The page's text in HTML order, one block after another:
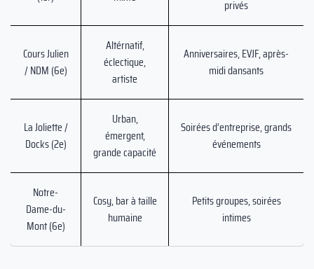
privés
Cours Julien
/ NDM (6e)
Altérnatif,
éclectique,
artiste
Anniversaires, EVJF, après-
midi dansants
La Joliette /
Docks (2e)
Urban,
émergent,
grande capacité
Soirées d’entreprise, grands
événements
Notre-
Dame-du-
Mont (6e)
Cosy, bar à taille
humaine
Petits groupes, soirées
intimes